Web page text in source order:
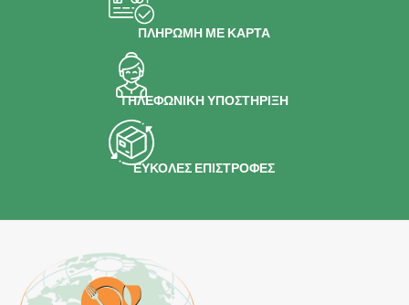
ΠΛΗΡΩΜΗ ΜΕ ΚΑΡΤΑ
ΤΗΛΕΦΩΝΙΚΗ ΥΠΟΣΤΗΡΙΞΗ
ΕΥΚΟΛΕΣ ΕΠΙΣΤΡΟΦΕΣ